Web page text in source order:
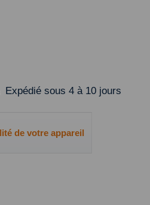
Expédié sous 4 à 10 jours
de votre appareil